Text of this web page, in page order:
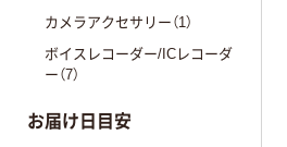
カメラアクセサリー（1）
ボイスレコーダー/ICレコーダ
ー（7）
お届け日目安